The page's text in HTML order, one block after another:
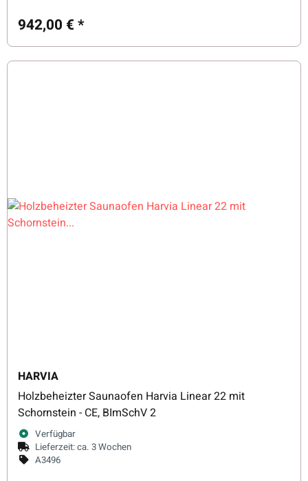
942,00 €*
HARVIA
Holzbeheizter Saunaofen Harvia Linear 22 mit
Schornstein - CE, BImSchV 2
Verfügbar
Lieferzeit:ca. 3 Wochen
A3496